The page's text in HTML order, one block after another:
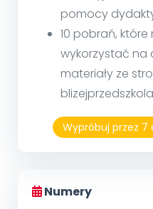
pomocy
10 pobrań, które
wykorzystać na
materiały ze
Wypróbuj przez 7
Numery